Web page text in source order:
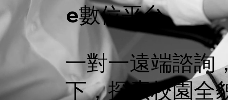
e數位平台
一對一遠端諮詢
下，探索校園全